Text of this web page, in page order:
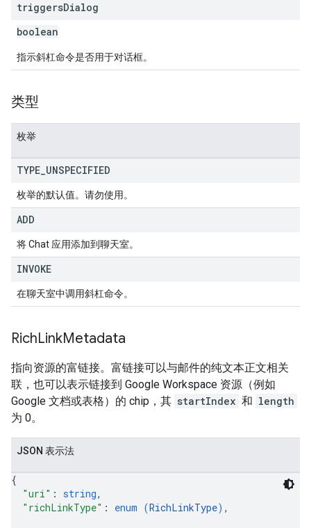
triggersDialog
boolean
指示斜杠命令是否用于对话框。
类型
枚举
TYPE UNSPECIFIED
枚举的默认值。请勿使用。
ADD
将 Chat 应用添加到聊天室。
INVOKE
在聊天室中调用斜杠命令。
RichLinkMetadata
指向资源的富链接。富链接可以与邮件的纯文本正文相关
联，也可以表示链接到 Google Workspace 资源（例如
Google 文档或表格）的 chip，其 startIndex 和 length
为 0。
JSON 表示法
{
"uri" : string,
"richLinkType" : enum (RichLinkType) ,